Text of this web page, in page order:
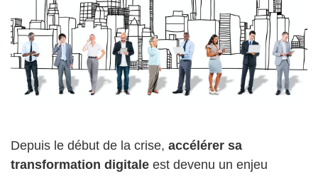
Depuis le début de la crise, accélérer sa
transformation digitale est devenu un enjeu